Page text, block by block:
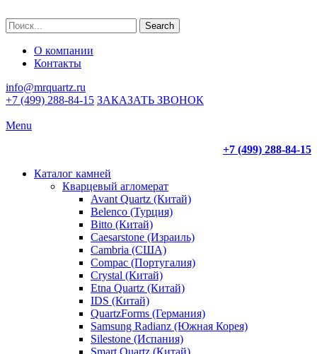
Search
О компании
Контакты
info@mrquartz.ru
+7 (499) 288-84-15 ЗАКАЗАТЬ ЗВОНОК
Menu
+7 (499) 288-84-15
Каталог камней
Кварцевый агломерат
Avant Quartz (Китай)
Belenco (Турция)
Bitto (Китай)
Caesarstone (Израиль)
Cambria (США)
Compac (Португалия)
Crystal (Китай)
Etna Quartz (Китай)
IDS (Китай)
QuartzForms (Германия)
Samsung Radianz (Южная Корея)
Silestone (Испания)
Smart Quartz (Китай)